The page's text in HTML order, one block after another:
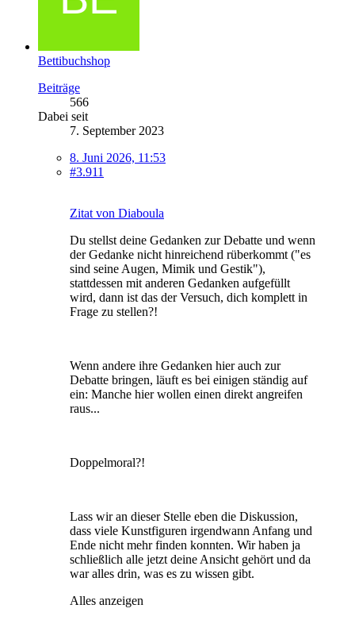
Bettibuchshop
Beiträge
566
Dabei seit
7. September 2023
8. Juni 2026, 11:53
#3.911
Zitat von Diaboula
Du stellst deine Gedanken zur Debatte und wenn
der Gedanke nicht hinreichend rüberkommt ("es
sind seine Augen, Mimik und Gestik"),
stattdessen mit anderen Gedanken aufgefüllt
wird, dann ist das der Versuch, dich komplett in
Frage zu stellen?!
Wenn andere ihre Gedanken hier auch zur
Debatte bringen, läuft es bei einigen ständig auf
ein: Manche hier wollen einen direkt angreifen
raus...
Doppelmoral?!
Lass wir an dieser Stelle eben die Diskussion,
dass viele Kunstfiguren irgendwann Anfang und
Ende nicht mehr finden konnten. Wir haben ja
schließlich alle jetzt deine Ansicht gehört und da
war alles drin, was es zu wissen gibt.
Alles anzeigen